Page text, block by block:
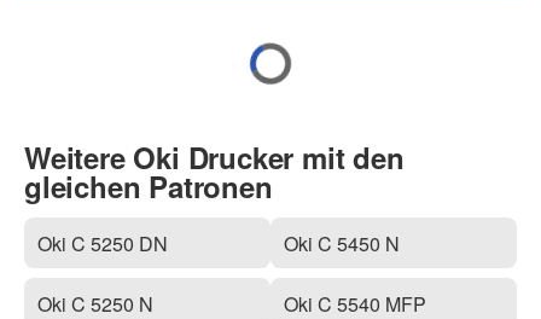
Weitere Oki Drucker mit den
gleichen Patronen
Oki C 5250 DN
Oki C 5250 N
Oki C 5450 N
Oki C 5540 MFP